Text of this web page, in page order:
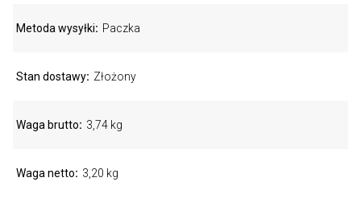
Metoda wysyłki Paczka
Stan dostawy Złożony
Waga brutto 3,74 kg
Waga netto 3,20 kg